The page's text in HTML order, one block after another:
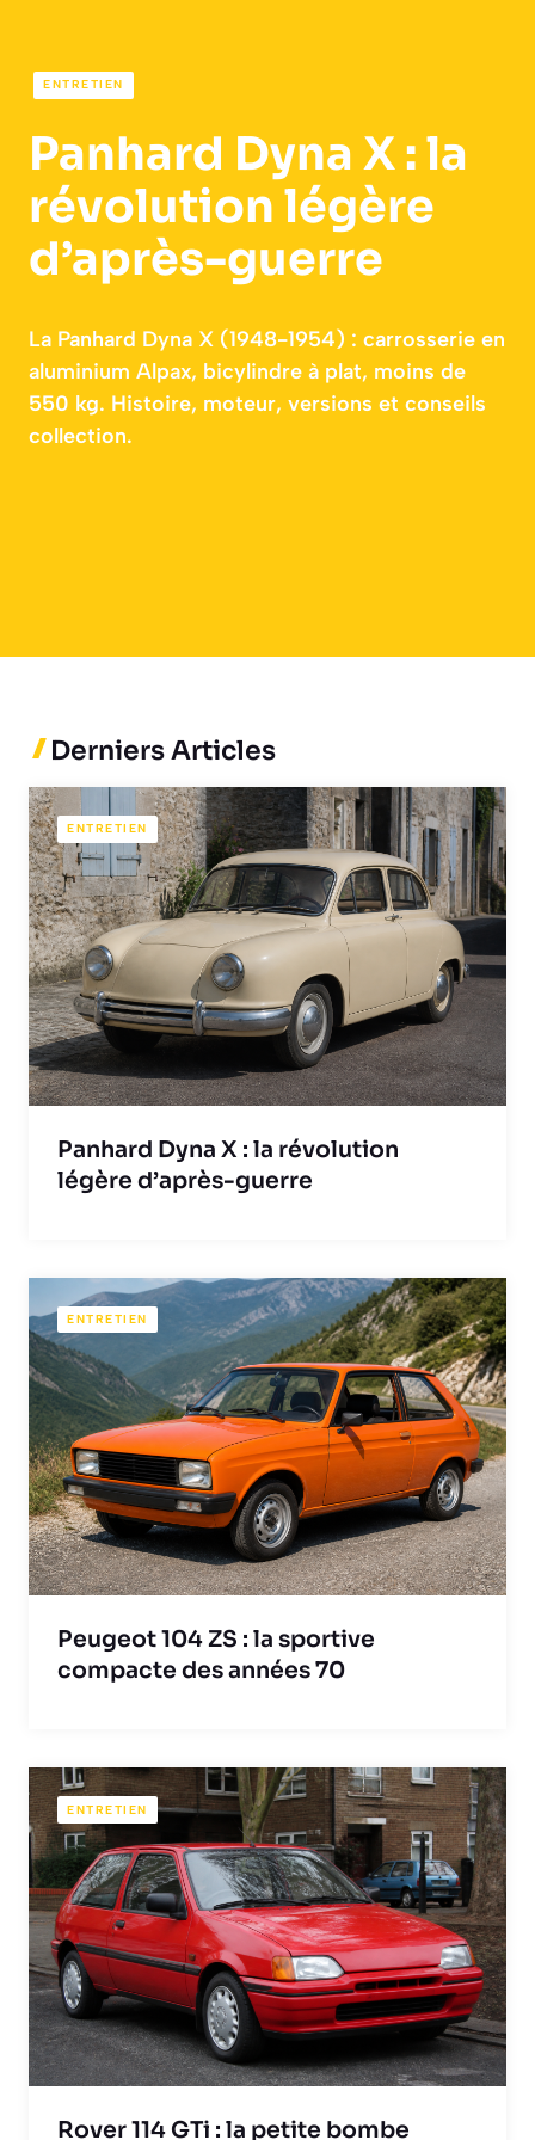
ENTRETIEN
Panhard Dyna X : la
révolution légère
d’après-guerre
La Panhard Dyna X (1948-1954) : carrosserie en
aluminium Alpax, bicylindre à plat, moins de
550 kg. Histoire, moteur, versions et conseils
collection.
Derniers Articles
ENTRETIEN
Panhard Dyna X : la révolution
légère d’après-guerre
ENTRETIEN
Peugeot 104 ZS : la sportive
compacte des années 70
ENTRETIEN
Rover 114 GTi : la petite bombe